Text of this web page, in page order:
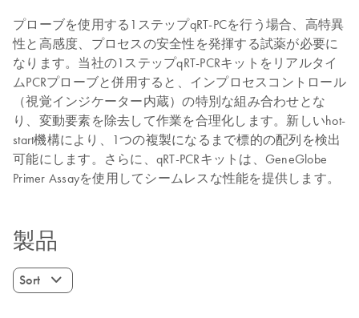
プローブを使用する1ステップqRT-PCを行う場合、高特異
性と高感度、プロセスの安全性を発揮する試薬が必要に
なります。当社の1ステップqRT-PCRキットをリアルタイ
ムPCRプローブと併用すると、インプロセスコントロール
（視覚インジケーター内蔵）の特別な組み合わせとな
り、変動要素を除去して作業を合理化します。新しいhot-
start機構により、1つの複製になるまで標的の配列を検出
可能にします。さらに、qRT-PCRキットは、GeneGlobe
Primer Assayを使用してシームレスな性能を提供します。
製品
Sort